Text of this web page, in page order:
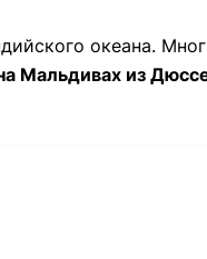
океана.
Мальдивах из